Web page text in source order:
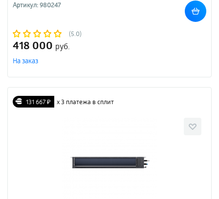
Артикул: 980247
(5.0)
418 000 руб.
На заказ
131 667 ₽ х 3 платежа в сплит